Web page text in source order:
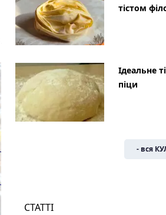
тістом
Ідеальне
піци
- вся
СТАТТІ